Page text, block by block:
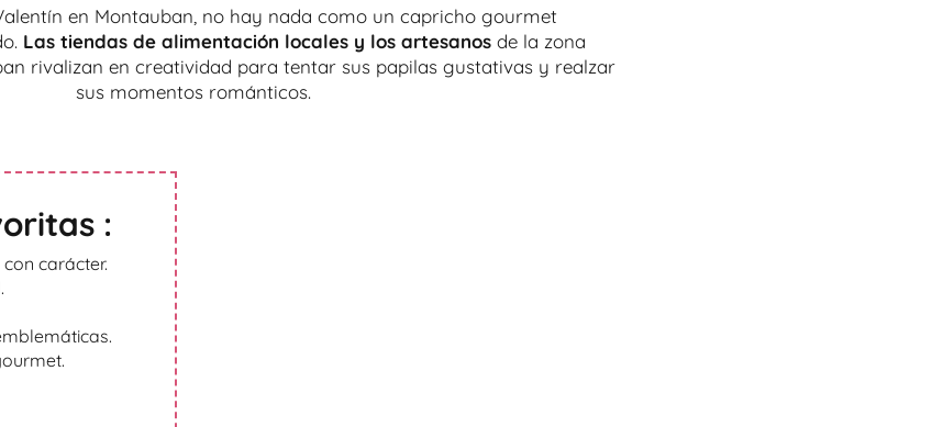
en Montauban, no hay nada como un capricho gourmet
Las tiendas de alimentación locales y los artesanosde la zona
rivalizan en creatividad para tentar sus papilas gustativas y realzar
sus momentos románticos.
:
carácter.